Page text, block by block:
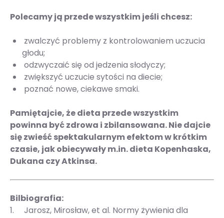
Polecamy ją przede wszystkim jeśli chcesz:
zwalczyć problemy z kontrolowaniem uczucia
głodu;
odzwyczaić się od jedzenia słodyczy;
zwiększyć uczucie sytości na diecie;
poznać nowe, ciekawe smaki.
Pamiętajcie, że dieta przede wszystkim
powinna być zdrowa i zbilansowana. Nie dajcie
się zwieść spektakularnym efektom w krótkim
czasie, jak obiecywały m.in. dieta Kopenhaska,
Dukana czy Atkinsa.
Bilbiografia:
1. Jarosz, Mirosław, et al. Normy żywienia dla